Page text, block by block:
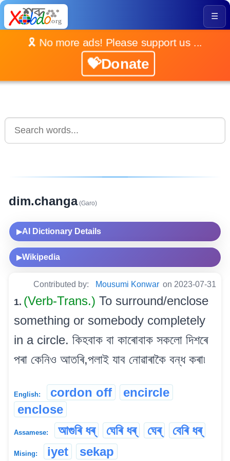
☰
🎗️ No more ads! Please support us ...
💝Donate
dim.changa(Garo)
▶AI Dictionary Details
▶Wikipedia
Contributed by: Mousumi Konwar on 2023-07-31
1. (Verb-Trans.) To surround/enclose
something or somebody completely
in a circle. কিহবাক বা কাৰোবাক সকলো দিশৰে
পৰা কেনিও আতৰি,পলাই যাব নোৱাৰাকৈ বন্ধ কৰা৷
English: cordon off
encircle
enclose
Assamese: আগুৰি ধৰ্ ঘেৰি ধৰ্ ঘেৰ্ বেৰি ধৰ্
Mising: iyet sekap